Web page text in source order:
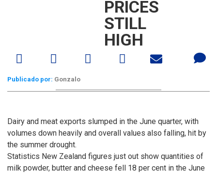
PRICES
STILL
HIGH
Publicado por: Gonzalo
Dairy and meat exports slumped in the June quarter, with
volumes down heavily and overall values also falling, hit by
the summer drought.
Statistics New Zealand figures just out show quantities of
milk powder, butter and cheese fell 18 per cent in the June